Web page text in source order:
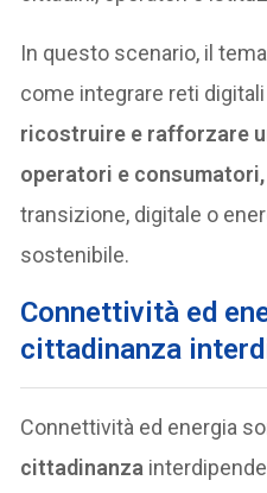
In questo scenario, il
come integrare reti
ricostruire e rafforzare
operatori e consumatori,
transizione, digitale o
sostenibile.
Connettività ed
cittadinanza
Connettività ed energia
cittadinanza